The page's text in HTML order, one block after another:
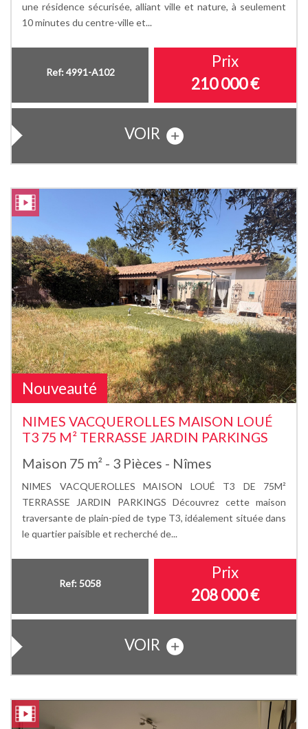
une résidence sécurisée, alliant ville et nature, à seulement
10 minutes du centre-ville et...
Ref: 4991-A102
Prix
210 000€
VOIR
Nouveauté
NIMES VACQUEROLLES MAISON LOUÉ
T3 75 M² TERRASSE JARDIN PARKINGS
Maison 75 m² - 3 Pièces - Nîmes
NIMES VACQUEROLLES MAISON LOUÉ T3 DE 75M²
TERRASSE JARDIN PARKINGS Découvrez cette maison
traversante de plain-pied de type T3, idéalement située dans
le quartier paisible et recherché de...
Ref: 5058
Prix
208 000€
VOIR